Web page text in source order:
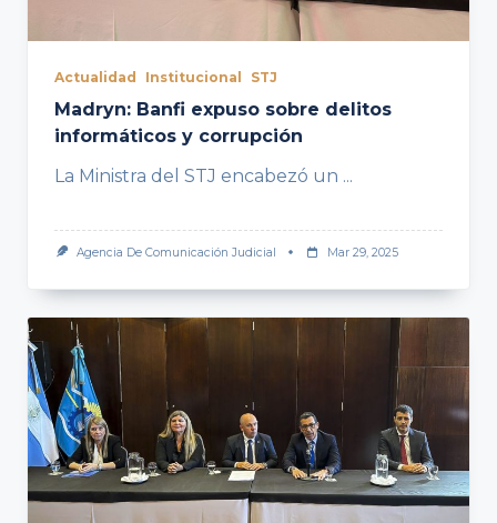
Actualidad Institucional STJ
Madryn: Banfi expuso sobre delitos
informáticos y corrupción
La Ministra del STJ encabezó un ...
Agencia De Comunicación Judicial Mar 29, 2025